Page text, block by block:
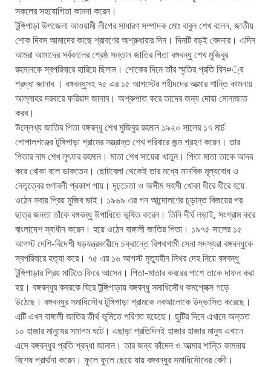
সকলের সহযোগিতা কামনা করেন।
টুঙ্গিপাড়া উপজেলা আওয়ামী লীগের সাধারণ সম্পাদক মোঃ বাবুল শেখ বলেন, জাতীয়
শোক দিবস আমাদের কাছে শ্রাবণের অশ্রুধারার দিন। দিনটি বড়ই বেদনার। এদিন
আমরা আমাদের সর্বকালের শ্রেষ্ঠ সন্তান জাতির পিতা বঙ্গবন্ধু শেখ মুজিবুর
রহমানকে স্বপরিবারে হারিয়ে ছিলাম। শোকের দিনে তাঁর স্মৃতির প্রতি বিন¤্র
শ্রদ্ধা জানাব । বঙ্গবন্ধুসহ ৭৫ এর ১৫ আগস্টের শহীদদের আত্মার শান্তি কামনায়
আল্লাহর দরবারে ফরিয়াদ জানাব। অশ্রুপাত করে তাদের জন্য দোয়া মোনাজাত
করব।
উল্লেখ্য জাতির পিতা বঙ্গবন্ধু শেখ মুজিবুর রহমান ১৯২০ সালের ১৭ মার্চ
গোপালগঞ্জের টুঙ্গিপাড়া গ্রামের সম্ভ্রান্ত শেখ পরিবারে জন্ম গ্রহণ করেন। তার
পিতার নাম শেখ লুৎফর রহমান। মাতা শেখ সায়েরা খাতুন। পিতা মাতা তাকে আদর
করে খোকা বলে ডাকতেন। ছোটবেলা থেকেই তার মধ্যে মানবিক মূল্যবোধ ও
নেতৃত্বের গুণাবলী প্রকাশ পায়। দৃঢ়চেতা ও অসীম সহসী খোকা ধীরে ধীরে হয়ে
ওঠেন সবার প্রিয় মুজিব ভাই। ১৯৬৯ এর গন আন্দোলণের চূড়ান্ত বিজয়ের পর
ছাত্র জনতা তাঁকে বঙ্গবন্ধু উপাধিতে ভূষিত করেন। তিনি দীর্ঘ লড়াই, সংগ্রাম করে
বাংলাদেশ স্বাধীন করেন। হয়ে ওঠেন বাঙ্গালী জাতির পিতা। ১৯৭৫ সালের ১৫
আগস্ট দেশি-বিদেশী ষড়যন্ত্রকারীদে চক্রান্তে বিপথগামী সেনা সদস্যরা বঙ্গবন্ধুকে
স্বপরিবারে হত্যা করে। ৭৫ এর ১৬ আগস্ট মৃত্যুহীন নিথর দেহ নিয়ে বঙ্গবন্ধু
টুঙ্গিপাড়ার প্রিয় মাটিতে ফিরে আসেন। পিতা-মাতার কবরের পাশে তাকে দাফন করা
হয়। বঙ্গবন্ধুর কবরকে ঘিরে টুঙ্গিপাড়ায় বঙ্গবন্ধু সমাধিসৌধ কমপ্লেক্স গড়ে
উঠেছে। বঙ্গবন্ধুর সমাধিসৌধ টুঙ্গিপাড়া গ্রামকে নবআলোকে উদ্ভাসিত করেছে।
এটি এখন বাঙ্গালী জাতির তীর্থ ভূমিতে পরিণত হয়েছে। ছুটির দিনে এখানে অন্তত
১০ হাজার মানুষের সমাগম ঘটে। এছাড়া প্রতিদিনই হাজার হাজার মানুষ এখানে
এসে বঙ্গবন্ধুর প্রতি শ্রদ্ধা জানান। তার জন্য কাঁদেন ও আত্মার শান্তি কামনায়
বিশেষ প্রার্থনা করেন। ফুলে ফুলে ছেয়ে যায় বঙ্গবন্ধুর সমাধিসৌধের বেদী।